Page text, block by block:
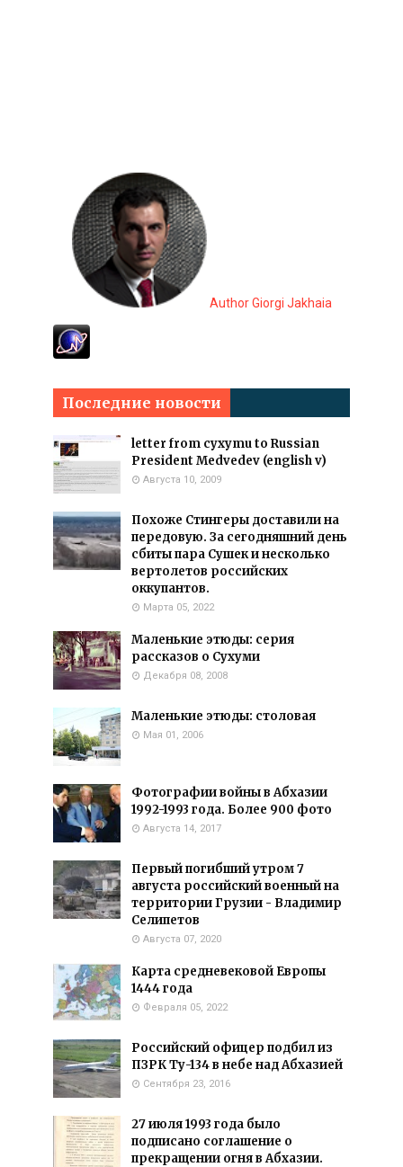
Author Giorgi Jakhaia
Последние новости
letter from cyxymu to Russian
President Medvedev (english v)
Августа 10, 2009
Похоже Стингеры доставили на
передовую. За сегодняшний день
сбиты пара Сушек и несколько
вертолетов российских
оккупантов.
Марта 05, 2022
Маленькие этюды: серия
рассказов о Сухуми
Декабря 08, 2008
Маленькие этюды: столовая
Мая 01, 2006
Фотографии войны в Абхазии
1992-1993 года. Более 900 фото
Августа 14, 2017
Первый погибший утром 7
августа российский военный на
территории Грузии - Владимир
Селипетов
Августа 07, 2020
Карта средневековой Европы
1444 года
Февраля 05, 2022
Российский офицер подбил из
ПЗРК Ту-134 в небе над Абхазией
Сентября 23, 2016
27 июля 1993 года было
подписано соглашение о
прекращении огня в Абхазии.